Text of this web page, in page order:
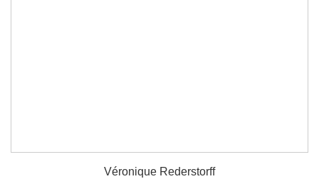
Véronique Rederstorff